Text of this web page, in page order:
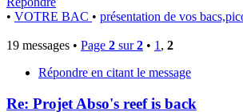
• VOTRE BAC • présentation de vos
19 messages • Page 2 sur2 • 1 , 2
Répondre en citant le message
Re: Projet Abso's reef is back